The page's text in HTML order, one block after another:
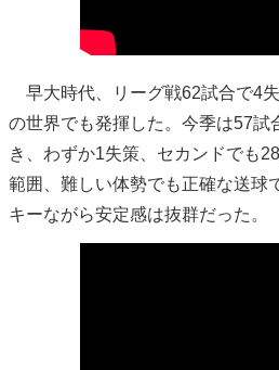
早大時代、リーグ戦62試合で4
の世界でも発揮した。今季は57試
き、わずか1失策、セカンドでも
範囲、難しい体勢でも正確な送球
キーながら安定感は抜群だった。